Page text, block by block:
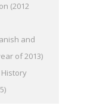
(2012
and
of 2013)
History